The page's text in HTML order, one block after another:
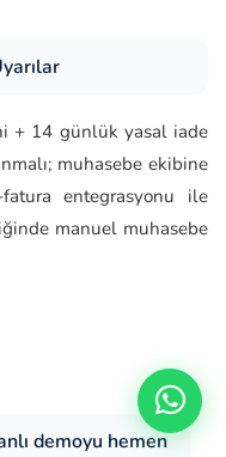
+ 14 günlük yasal iade
muhasebe ekibine
entegrasyonu ile
manuel muhasebe
demoyu hemen